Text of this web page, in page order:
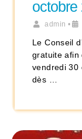
octobre
admin •
Le Conseil
gratuite afin
vendredi 30
dès …